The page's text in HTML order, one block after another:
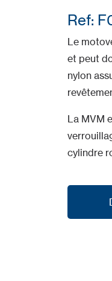
Ref:
Le
et peut
nylon
La MVM
cylindre